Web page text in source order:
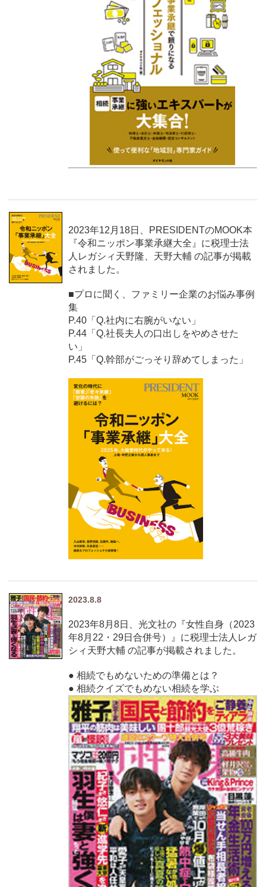
2023年12月18日、PRESIDENTのMOOK本
『令和ニッポン事業承継大全』に税理士法
人レガシィ天野隆、天野大輔 の記事が掲載
されました。
■プロに聞く、ファミリー企業のお悩み事例
集
P.40「Q.社内に右腕がいない」
P.44「Q.社長夫人の口出しをやめさせた
い」
P.45「Q.幹部がごっそり辞めてしまった」
2023.8.8
2023年8月8日、光文社の『女性自身（2023
年8月22・29日合併号）』に税理士法人レガ
シィ天野大輔 の記事が掲載されました。
● 相続でもめないための準備とは？
● 相続クイズでもめない相続を学ぶ